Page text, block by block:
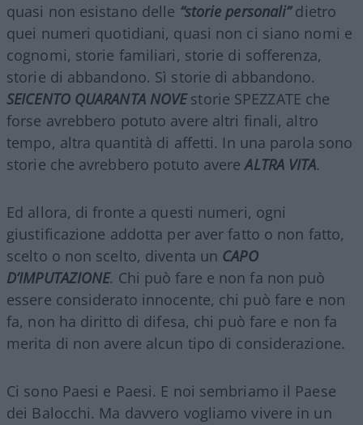
quasi non esistano delle “storie personali”dietro
quei numeri quotidiani, quasi non ci siano nomi e
cognomi, storie familiari, storie di sofferenza,
storie di abbandono. Sì storie di abbandono.
SEICENTO QUARANTA NOVEstorie SPEZZATE che
forse avrebbero potuto avere altri finali, altro
tempo, altra quantità di affetti. In una parola sono
storie che avrebbero potuto avereALTRA VITA.
Ed allora, di fronte a questi numeri, ogni
giustificazione addotta per aver fatto o non fatto,
scelto o non scelto, diventa un CAPO
D’IMPUTAZIONE. Chi può fare e non fa non può
essere considerato innocente, chi può fare e non
fa, non ha diritto di difesa, chi può fare e non fa
merita di non avere alcun tipo di considerazione.
Ci sono Paesi e Paesi. E noi sembriamo il Paese
dei Balocchi. Ma davvero vogliamo vivere in un